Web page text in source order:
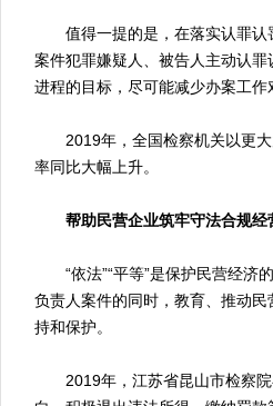
值得一提的是，在落实认罪认
案件犯罪嫌疑人、被告人主动认
进程的目标，尽可能减少办案工作
2019年，全国检察机关以更大
率同比大幅上升。
帮助民营企业筑牢守法合规经
“依法”“平等”是保护民营经济
负责人案件的同时，教育、推动
持和保护。
2019年，江苏省昆山市检察院